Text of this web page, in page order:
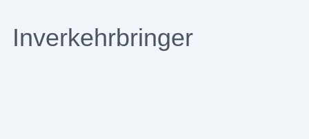
Inverkehrbringer